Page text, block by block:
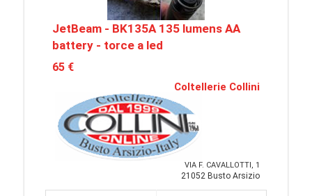
JetBeam - BK135A 135 lumens AA
battery - torce a led
65 €
Coltellerie Collini
VIA F. CAVALLOTTI, 1
21052 Busto Arsizio